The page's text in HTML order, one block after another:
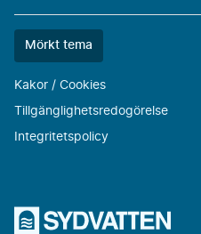
Färgtemat
Mörkt tema
Kakor / Cookies
Tillgänglighetsredogörelse
Integritetspolicy